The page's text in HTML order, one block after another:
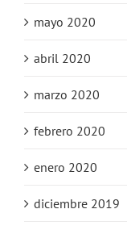
mayo 2020
abril 2020
marzo 2020
febrero 2020
enero 2020
diciembre 2019